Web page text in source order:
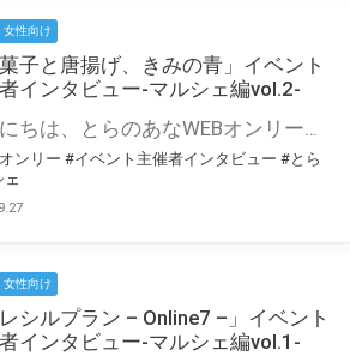
女性向け
菓子と唐揚げ、きみの青」イベント
インタビュー-マルシェ編vol.2-
こんにちは、とらのあなWEBオンリー運営スタッフです。 新たにお届けする、イベント主催者インタビュー-マルシェ編-は、 とらのあなWEBオンリー「マルシェ」をご利用の主催様に 「マルシェ」を使ってイベントを開催した感想や心がけをお聞きする企画です。 今回は、WEBオンリー初開催「駄菓子と唐揚げ、きみの青」より、 主催のぎこ六屋様にお話を伺いました。 協力：ぎこ六屋様／イベント公式Twitter（@krkgwks） とらのあなWEBオンリー「マルシェ」とは？ WEBオンリーでリアルタイムでコミュニケーションがとれるオンライン会場です。
ンリー #イベント主催者インタビュー #とら
ェ
女性向け
レシルプラン – Online7 –」イベント
インタビュー-マルシェ編vol.1-